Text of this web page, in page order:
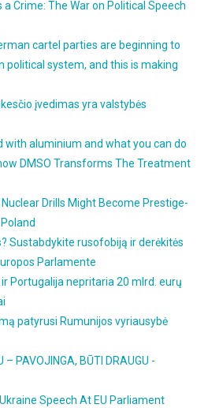
Crime: The War on Political Speech
cartel parties are beginning to
political system, and this is making
įvedimas yra valstybės
with aluminium and what you can do
DMSO Transforms The Treatment
Nuclear Drills Might Become Prestige-
Sustabdykite rusofobiją ir derėkitės
Parlamente
ir Portugalija nepritaria 20 mlrd. eurų
patyrusi Rumunijos vyriausybė
– PAVOJINGA, BŪTI DRAUGU -
Speech At EU Parliament